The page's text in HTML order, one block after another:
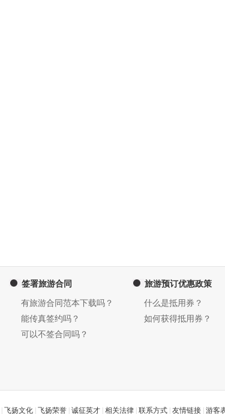
签署旅游合同
有旅游合同范本下载吗？
能传真签约吗？
可以不签合同吗？
旅游预订优惠政策
什么是抵用券？
如何获得抵用券？
飞扬文化 飞扬荣誉 诚征英才 相关法律 联系方式 友情链接 游客